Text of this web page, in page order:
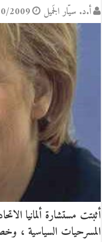
أ.د. سيّار الجَميل 2009
أثبتت مستشارة ألمانيا
المسرحيات السياسية ،